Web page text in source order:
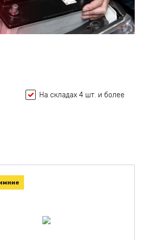
На складах 4 шт. и более